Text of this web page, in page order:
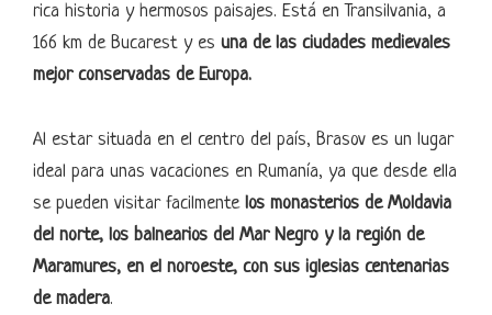
rica historia y hermosos paisajes. Está en Transilvania, a
166 km de Bucarest y es una de las ciudades medievales
mejor conservadas de Europa.
Al estar situada en el centro del país, Brasov es un lugar
ideal para unas vacaciones en Rumanía, ya que desde ella
se pueden visitar facilmente los monasterios de Moldavia
del norte, los balnearios del Mar Negro y la región de
Maramures, en el noroeste, con sus iglesias centenarias
de madera.